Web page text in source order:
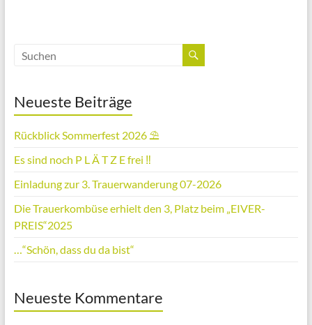
Neueste Beiträge
Rückblick Sommerfest 2026 ⛱️
Es sind noch P L Ä T Z E frei ‼️
Einladung zur 3. Trauerwanderung 07-2026
Die Trauerkombüse erhielt den 3, Platz beim „EIVER-
PREIS“2025
…“Schön, dass du da bist“
Neueste Kommentare